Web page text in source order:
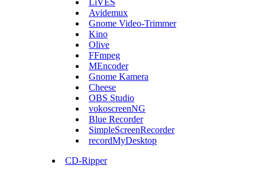
LiVES
Avidemux
Gnome Video-Trimmer
Kino
Olive
FFmpeg
MEncoder
Gnome Kamera
Cheese
OBS Studio
vokoscreenNG
Blue Recorder
SimpleScreenRecorder
recordMyDesktop
CD-Ripper